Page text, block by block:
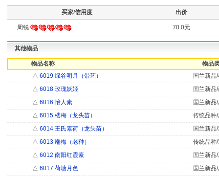
买家/信用度 出价
周锐 70.0元
其他物品
物品名称
物品
△ 6019 绿谷明月（带艺）
国兰新品
△ 6018 玫瑰妖姬
国兰新品
△ 6016 怡人素
国兰新品
△ 6015 楼梅（龙头苗）
传统品种
△ 6014 王氏素荷（龙头苗）
国兰新品
△ 6013 端梅（老种）
传统品种
△ 6012 南阳红霞素
国兰新品
△ 6017 荷塘月色
国兰新品